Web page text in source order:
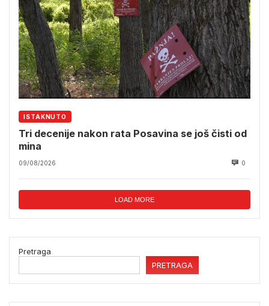
ISTAKNUTO
Tri decenije nakon rata Posavina se još čisti od
mina
09/08/2026 0
LOAD MORE
Pretraga
PRETRAGA